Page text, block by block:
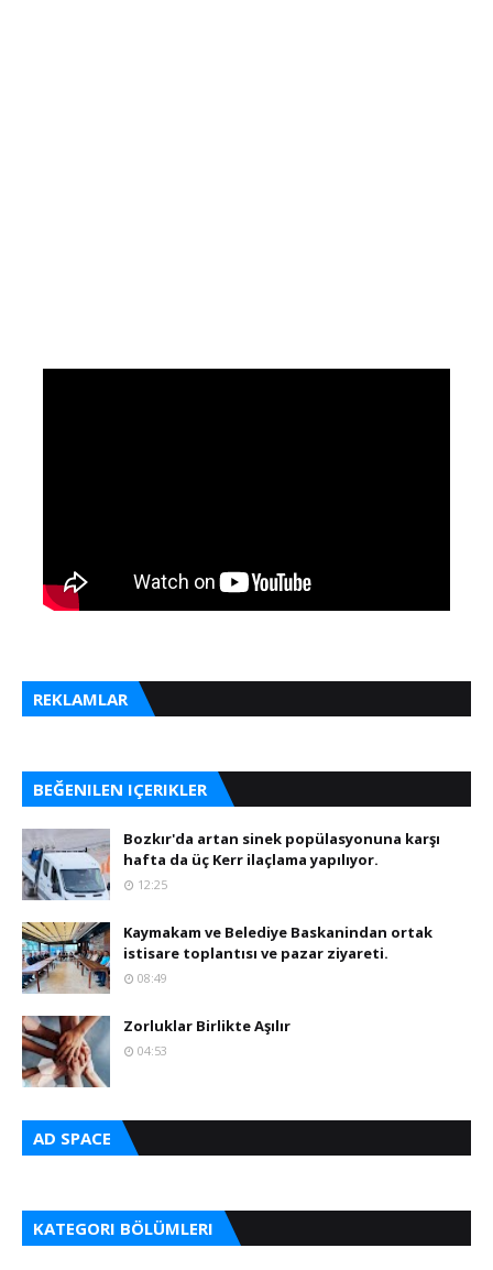
REKLAMLAR
BEĞENILEN IÇERIKLER
Bozkır'da artan sinek popülasyonuna karşı
hafta da üç Kerr ilaçlama yapılıyor.
12:25
Kaymakam ve Belediye Baskanindan ortak
istisare toplantısı ve pazar ziyareti.
08:49
Zorluklar Birlikte Aşılır
04:53
AD SPACE
KATEGORI BÖLÜMLERI